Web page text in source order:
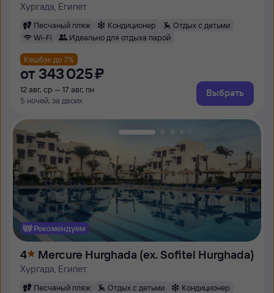
Хургада, Египет
Песчаный пляж Кондиционер
Отдых с детьми
Wi-Fi
Идеально для отдыха парой
Кешбэк до 7%
от 343 ⁠025 ⁠₽
12 авг, ср — 17 авг, пн
5 ночей, за двоих
Выбрать
Рекомендуем
4 Mercure Hurghada (ex. Sofitel Hurghada)
Хургада, Египет
Песчаный пляж Отдых с детьми
Кондиционер